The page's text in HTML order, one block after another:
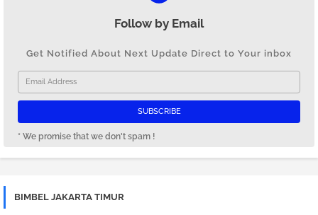
Follow by Email
Get Notified About Next Update Direct to Your inbox
* We promise that we don't spam !
BIMBEL JAKARTA TIMUR